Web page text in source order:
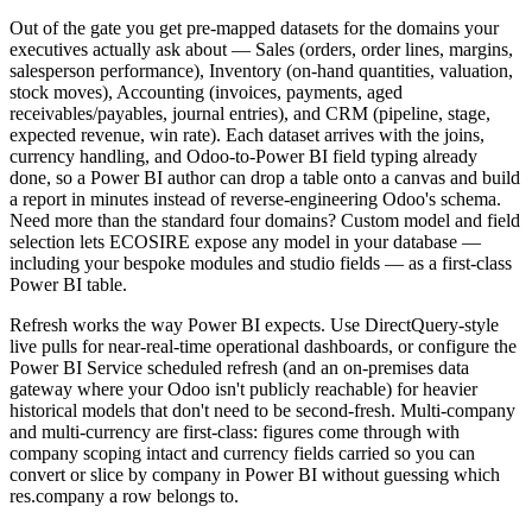
Out of the gate you get pre-mapped datasets for the domains your
executives actually ask about — Sales (orders, order lines, margins,
salesperson performance), Inventory (on-hand quantities, valuation,
stock moves), Accounting (invoices, payments, aged
receivables/payables, journal entries), and CRM (pipeline, stage,
expected revenue, win rate). Each dataset arrives with the joins,
currency handling, and Odoo-to-Power BI field typing already
done, so a Power BI author can drop a table onto a canvas and build
a report in minutes instead of reverse-engineering Odoo's schema.
Need more than the standard four domains? Custom model and field
selection lets ECOSIRE expose any model in your database —
including your bespoke modules and studio fields — as a first-class
Power BI table.
Refresh works the way Power BI expects. Use DirectQuery-style
live pulls for near-real-time operational dashboards, or configure the
Power BI Service scheduled refresh (and an on-premises data
gateway where your Odoo isn't publicly reachable) for heavier
historical models that don't need to be second-fresh. Multi-company
and multi-currency are first-class: figures come through with
company scoping intact and currency fields carried so you can
convert or slice by company in Power BI without guessing which
res.company a row belongs to.